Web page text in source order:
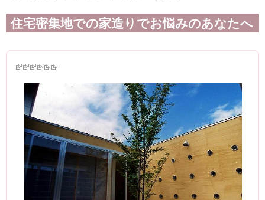
住宅密集地での家造りでお悩みのあなたへ
(link is external)
(link is external)
(link is external)
(link is external)
(link is external)
(link is external)